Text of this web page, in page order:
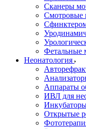
Сканеры
Смотровые
Фетальные
Неонатология
Аппараты
ИВЛ для
Открытые